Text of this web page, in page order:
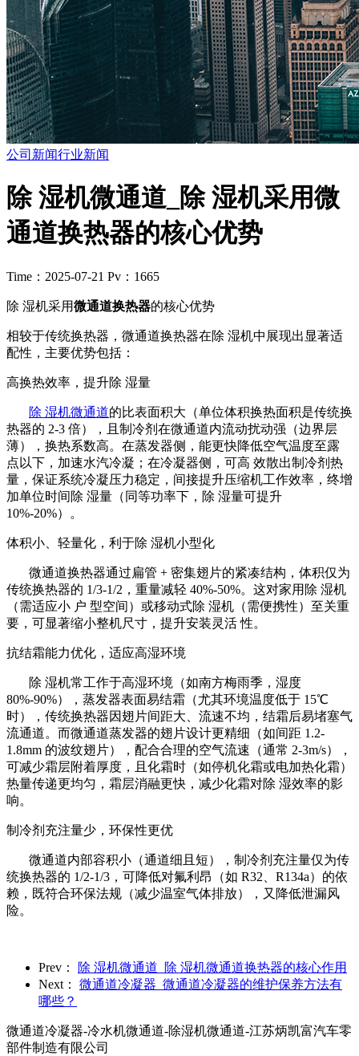
公司新闻行业新闻
除 湿机微通道_除 湿机采用微
通道换热器的核心优势
Time：2025-07-21 Pv：1665
除 湿机采用微通道换热器的核心优势
相较于传统换热器，微通道换热器在除 湿机中展现出显著适
配性，主要优势包括：
高换热效率，提升除 湿量
除 湿机微通道的比表面积大（单位体积换热面积是传统换
热器的 2-3 倍），且制冷剂在微通道内流动扰动强（边界层
薄），换热系数高。在蒸发器侧，能更快降低空气温度至露
点以下，加速水汽冷凝；在冷凝器侧，可高 效散出制冷剂热
量，保证系统冷凝压力稳定，间接提升压缩机工作效率，终增
加单位时间除 湿量（同等功率下，除 湿量可提升
10%-20%）。
体积小、轻量化，利于除 湿机小型化
微通道换热器通过扁管 + 密集翅片的紧凑结构，体积仅为
传统换热器的 1/3-1/2，重量减轻 40%-50%。这对家用除 湿机
（需适应小 户 型空间）或移动式除 湿机（需便携性）至关重
要，可显著缩小整机尺寸，提升安装灵活 性。
抗结霜能力优化，适应高湿环境
除 湿机常工作于高湿环境（如南方梅雨季，湿度
80%-90%），蒸发器表面易结霜（尤其环境温度低于 15℃
时），传统换热器因翅片间距大、流速不均，结霜后易堵塞气
流通道。而微通道蒸发器的翅片设计更精细（如间距 1.2-
1.8mm 的波纹翅片），配合合理的空气流速（通常 2-3m/s），
可减少霜层附着厚度，且化霜时（如停机化霜或电加热化霜）
热量传递更均匀，霜层消融更快，减少化霜对除 湿效率的影
响。
制冷剂充注量少，环保性更优
微通道内部容积小（通道细且短），制冷剂充注量仅为传
统换热器的 1/2-1/3，可降低对氟利昂（如 R32、R134a）的依
赖，既符合环保法规（减少温室气体排放），又降低泄漏风
险。
Prev：
除 湿机微通道_除 湿机微通道换热器的核心作用
Next：
微通道冷凝器_微通道冷凝器的维护保养方法有
哪些？
微通道冷凝器-冷水机微通道-除湿机微通道-江苏炳凯富汽车零
部件制造有限公司